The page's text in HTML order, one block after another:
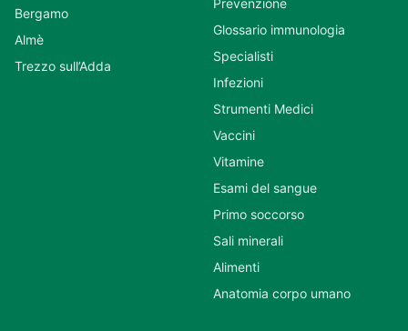
Bergamo
Almè
Trezzo sull’Adda
Glossario immunologia
Specialisti
Infezioni
Strumenti Medici
Vaccini
Vitamine
Esami del sangue
Primo soccorso
Sali minerali
Alimenti
Anatomia corpo umano